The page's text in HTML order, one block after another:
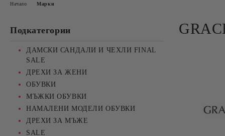
Подкатегории
ДАМСКИ САНДАЛИ И ЧЕХЛИ FINAL
SALE
ДРЕХИ ЗА ЖЕНИ
ОБУВКИ
МЪЖКИ ОБУВКИ
НАМАЛЕНИ МОДЕЛИ ОБУВКИ
ДРЕХИ ЗА МЪЖЕ
SALE
Начало Марки